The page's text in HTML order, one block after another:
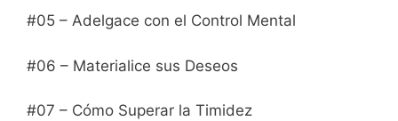
#05 – Adelgace con el Control Mental
#06 – Materialice sus Deseos
#07 – Cómo Superar la Timidez